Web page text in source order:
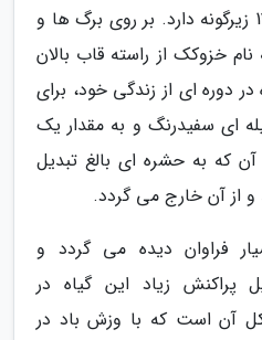
قرار دارند. قنقال در حدود 120 زیرگونه دارد. بر روی برگ ها و
خزوکک از راسته قاب بالان
دوره ای از زندگی خود، برای
ای سفیدرنگ و به مقدار یک
که به حشره ای بالغ تبدیل
و از آن خارج می گردد.
فراوان دیده می گردد و
پراکنش زیاد این گیاه در
آن است که با وزش باد در